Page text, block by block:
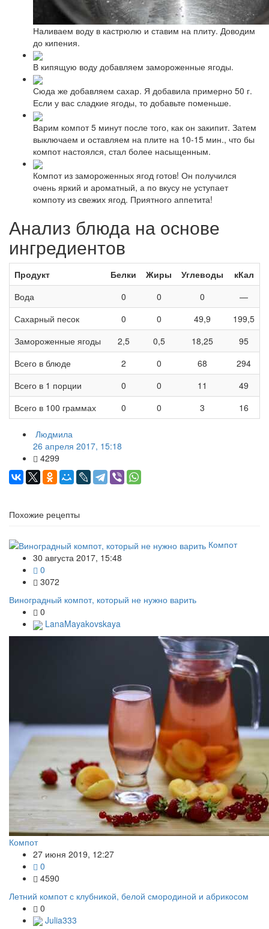
Наливаем воду в кастрюлю и ставим на плиту. Доводим
до кипения.
В кипящую воду добавляем замороженные ягоды.
Сюда же добавляем сахар. Я добавила примерно 50 г.
Если у вас сладкие ягоды, то добавьте поменьше.
Варим компот 5 минут после того, как он закипит. Затем
выключаем и оставляем на плите на 10-15 мин., что бы
компот настоялся, стал более насыщенным.
Компот из замороженных ягод готов! Он получился
очень яркий и ароматный, а по вкусу не уступает
компоту из свежих ягод. Приятного аппетита!
Анализ блюда на основе
ингредиентов
Продукт Белки Жиры Углеводы
кКал
Вода
0 0 0
—
Сахарный песок
0 0 49,9
199,5
Замороженные ягоды
2,5 0,5 18,25
95
Всего в блюде
2 0 68
294
Всего в 1 порции
0 0 11
49
Всего в 100 граммах
0 0 3 16
Людмила
26 апреля 2017, 15:18
4299
Похожие рецепты
Компот
30 августа 2017, 15:48
0
3072
Виноградный компот, который не нужно варить
0
LanaMayakovskaya
Компот
27 июня 2019, 12:27
0
4590
Летний компот с клубникой, белой смородиной и абрикосом
0
Julia333